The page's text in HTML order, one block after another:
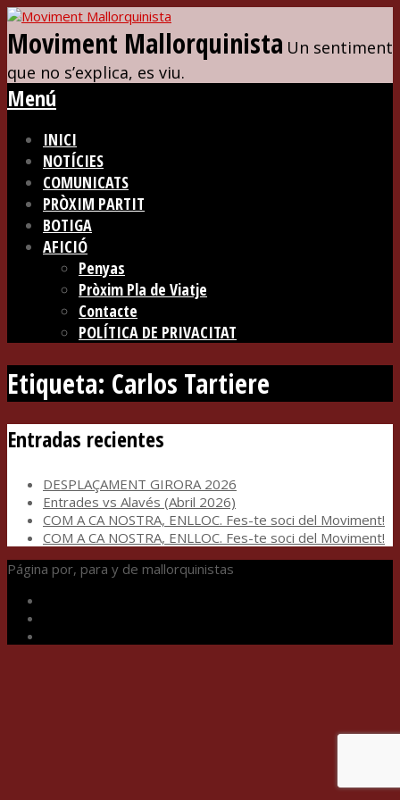
Moviment Mallorquinista Un sentiment
que no s’explica, es viu.
Menú
INICI
NOTÍCIES
COMUNICATS
PRÒXIM PARTIT
BOTIGA
AFICIÓ
Penyas
Pròxim Pla de Viatje
Contacte
POLÍTICA DE PRIVACITAT
Etiqueta: Carlos Tartiere
Entradas recientes
DESPLAÇAMENT GIRORA 2026
Entrades vs Alavés (Abril 2026)
COM A CA NOSTRA, ENLLOC. Fes-te soci del Moviment!
COM A CA NOSTRA, ENLLOC. Fes-te soci del Moviment!
Página por, para y de mallorquinistas